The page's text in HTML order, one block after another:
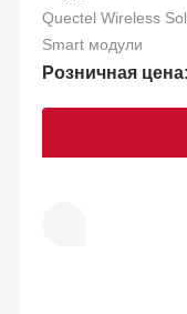
Quectel Wireless
Smart модули
Розничная